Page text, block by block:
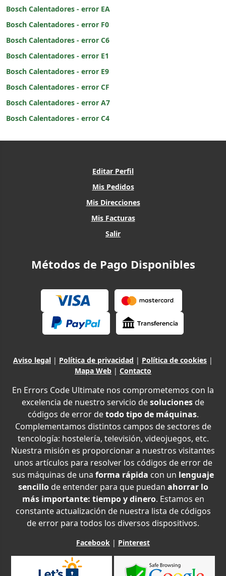
Bosch Calentadores - error EA
Bosch Calentadores - error F0
Bosch Calentadores - error C6
Bosch Calentadores - error E1
Bosch Calentadores - error E9
Bosch Calentadores - error CF
Bosch Calentadores - error A7
Bosch Calentadores - error C4
Editar Perfil
Mis Pedidos
Mis Direcciones
Mis Facturas
Salir
Métodos de Pago Disponibles
Aviso legal | Política de privacidad | Política de cookies |
Mapa Web | Contacto
En Errors Code Ultimate nos comprometemos con la
excelencia de nuestro servicio desoluciones de
códigos de error detodo tipo de máquinas.
Complementamos distintos campos de sectores de
tencología: hostelería, televisión, videojuegos, etc.
Nuestra misión es proporcionar a nuestros visitantes
unos artículos para resolver los códigos de error de
sus máquinas de una forma rápida con un lenguaje
sencillode entender para que puedan ahorrar lo
más importante: tiempo y dinero. Estamos en
constante actualización de nuestra lista de códigos
de error para todos los diversos dispositivos.
Facebook | Pinterest